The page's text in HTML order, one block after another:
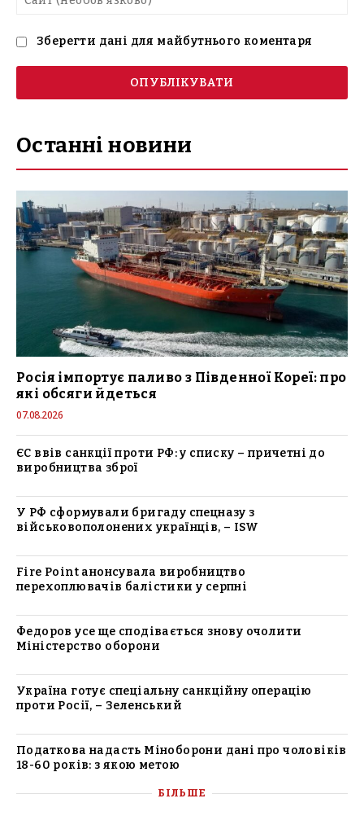
Зберегти дані для майбутнього коментаря
Останні новини
Росія імпортує паливо з Південної Кореї: про
які обсяги йдеться
07.08.2026
ЄС ввів санкції проти РФ: у списку – причетні до
виробництва зброї
У РФ сформували бригаду спецназу з
військовополонених українців, – ISW
Fire Point анонсувала виробництво
перехоплювачів балістики у серпні
Федоров усе ще сподівається знову очолити
Міністерство оборони
Україна готує спеціальну санкційну операцію
проти Росії, – Зеленський
Податкова надасть Міноборони дані про чоловіків
18-60 років: з якою метою
БІЛЬШЕ